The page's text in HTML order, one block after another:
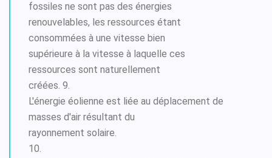
fossiles ne sont pas des énergies
renouvelables, les ressources étant
consommées à une vitesse bien
supérieure à la vitesse à laquelle ces
ressources sont naturellement
créées. 9.
L'énergie éolienne est liée au déplacement de
masses d'air résultant du
rayonnement solaire.
10.